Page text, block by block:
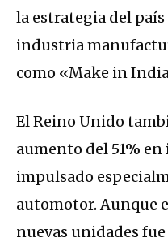
la estrategia del
industria
como «Make in
El Reino Unido
aumento del 51%
impulsado
automotor. Aunque
nuevas unidades